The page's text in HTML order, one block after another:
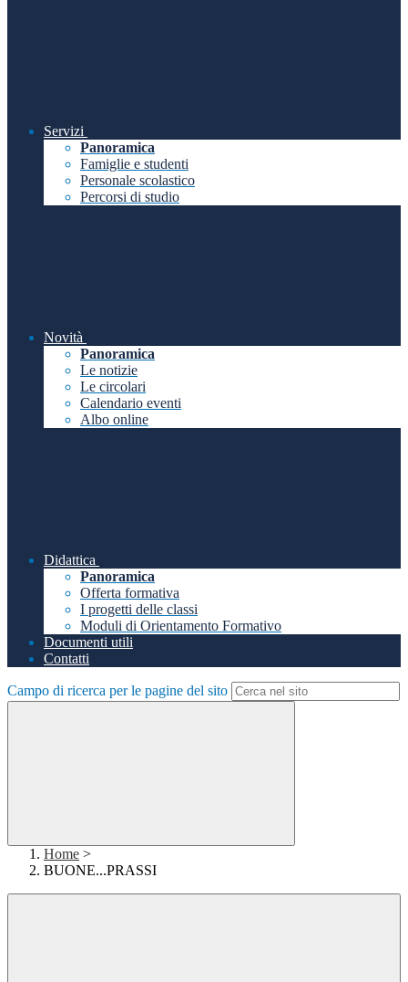
Servizi
Panoramica
Famiglie e studenti
Personale scolastico
Percorsi di studio
Novità
Panoramica
Le notizie
Le circolari
Calendario eventi
Albo online
Didattica
Panoramica
Offerta formativa
I progetti delle classi
Moduli di Orientamento Formativo
Documenti utili
Contatti
Campo di ricerca per le pagine del sito
Home >
BUONE...PRASSI